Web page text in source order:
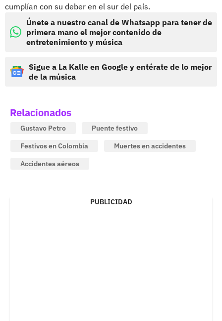
cumplían con su deber en el sur del país.
Únete a nuestro canal de Whatsapp para tener de
primera mano el mejor contenido de
entretenimiento y música
Sigue a La Kalle en Google y entérate de lo mejor
de la música
Relacionados
Gustavo Petro
Puente festivo
Festivos en Colombia
Muertes en accidentes
Accidentes aéreos
PUBLICIDAD